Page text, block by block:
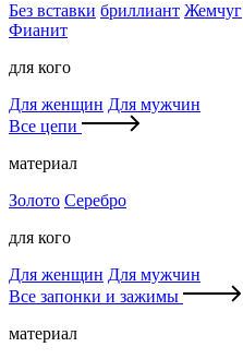
Без вставки бриллиант Жемчуг
Фианит
для кого
Для женщин Для мужчин
Все цепи
материал
Золото Серебро
для кого
Для женщин Для мужчин
Все запонки и зажимы
материал